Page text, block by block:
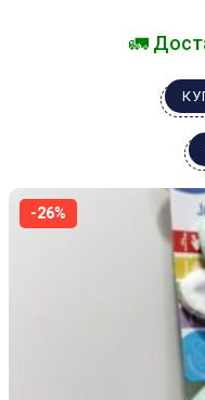
🚛
-26%